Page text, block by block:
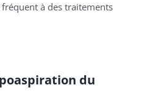
à des traitements
du